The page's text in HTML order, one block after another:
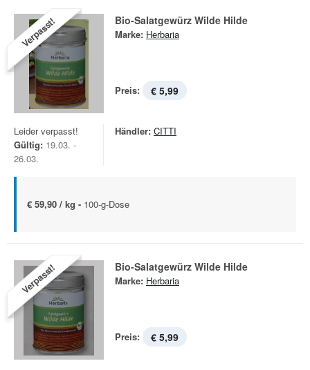
Verpasst! Bio-Salatgewürz Wilde Hilde
Marke: Herbaria
Preis: € 5,99
Leider verpasst!
Gültig: 19.03. -
26.03.
Händler: CITTI
€ 59,90 / kg - 100-g-Dose
Verpasst! Bio-Salatgewürz Wilde Hilde
Marke: Herbaria
Preis: € 5,99